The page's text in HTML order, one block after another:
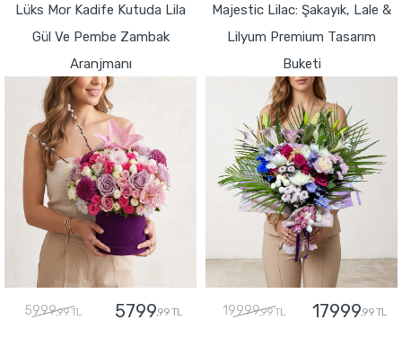
Lüks Mor Kadife Kutuda Lila
Gül Ve Pembe Zambak
Aranjmanı
5999,99 TL 5799,99 TL
Majestic Lilac: Şakayık, Lale &
Lilyum Premium Tasarım
Buketi
19999,99 TL 17999,99 TL